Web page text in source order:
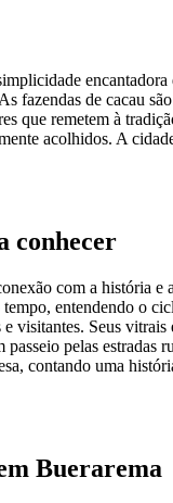
fazendas de cacau
que remetem à
acolhidos. A
conhecer
com a história
entendendo o
visitantes. Seus
pelas
contando uma
Buerarema